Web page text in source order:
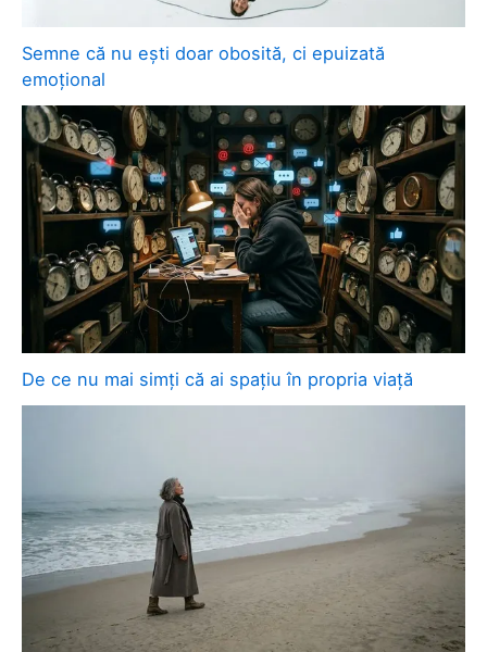
Semne că nu ești doar obosită, ci epuizată
emoțional
De ce nu mai simți că ai spațiu în propria viață